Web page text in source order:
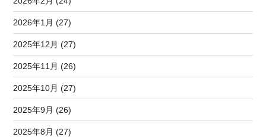
2026年1月 (27)
2025年12月 (27)
2025年11月 (26)
2025年10月 (27)
2025年9月 (26)
2025年8月 (27)